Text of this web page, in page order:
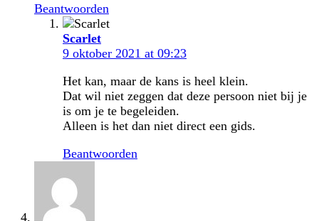
Beantwoorden
Scarlet
9 oktober 2021 at 09:23
Het kan, maar de kans is heel klein.
Dat wil niet zeggen dat deze persoon niet bij je
is om je te begeleiden.
Alleen is het dan niet direct een gids.
Beantwoorden